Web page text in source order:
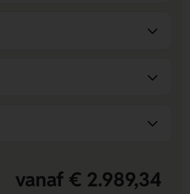
vanaf € 2.989,34